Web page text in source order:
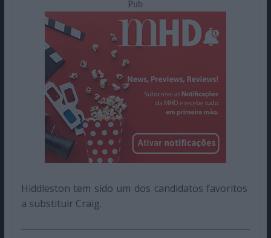
Pub
Hiddleston tem sido um dos candidatos favoritos
a substituir Craig.